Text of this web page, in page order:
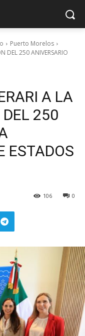
Puerto Morelos
DEL 250 ANIVERSARIO
A LA
250
ESTADOS
0
106